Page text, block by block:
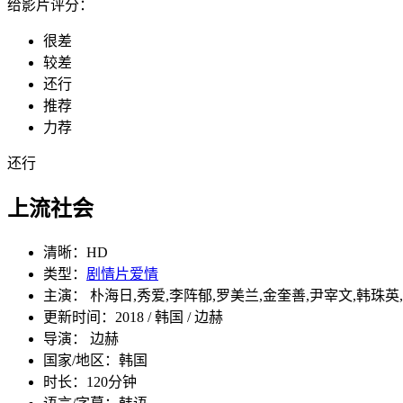
给影片评分：
很差
较差
还行
推荐
力荐
还行
上流社会
清晰： HD
类型： 剧情片爱情
主演： 朴海日,秀爱,李阵郁,罗美兰,金奎善,尹宰文,韩珠英
更新时间： 2018 / 韩国 / 边赫
导演： 边赫
国家/地区： 韩国
时长： 120分钟